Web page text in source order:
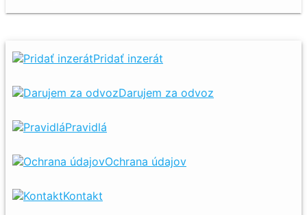
Pridať inzerát
Darujem za odvoz
Pravidlá
Ochrana údajov
Kontakt